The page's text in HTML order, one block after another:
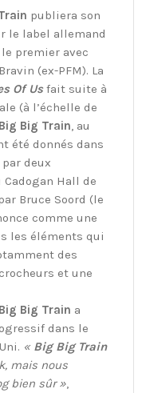
publiera son
le label allemand
premier avec
(ex-PFM). La
Of Usfait suite à
(à l’échelle de
Big Big Train, au
été donnés dans
deux
Hall de
Bruce Soord (le
comme une
les éléments qui
des
et une
Big Big Train a
dans le
« Big Big Train
mais nous
bien sûr »,